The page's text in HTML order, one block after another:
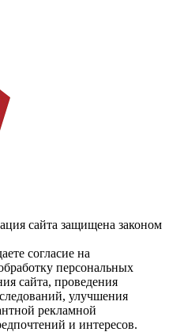
сайта защищена законом
согласие на
персональных
сайта, проведения
улучшения
рекламной
и интересов.